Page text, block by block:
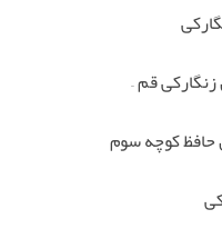
قم –
کوچه سوم